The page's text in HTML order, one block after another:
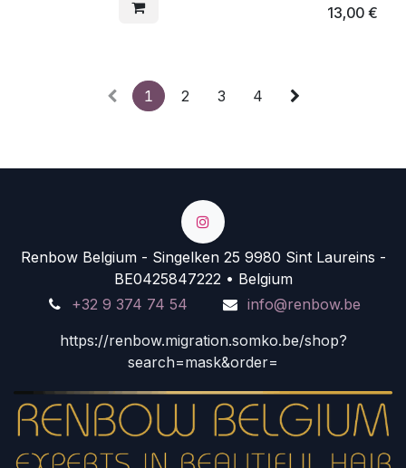
13,00€
1 2 3 4
Renbow Belgium - Singelken 25 9980 Sint Laureins -
BE0425847222 • Belgium
+32 9 374 74 54
info@renbow.be
https://renbow.migration.somko.be/shop?
search=mask&order=